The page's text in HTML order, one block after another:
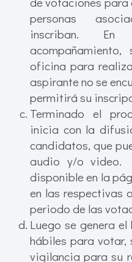
personas
inscriban.
oficina para
aspirante no se
permitirá su
Terminado el
inicia con la
candidatos, que
audio y/o video.
disponible en la
en las respectivas
periodo de las
Luego se genera
hábiles para votar,
vigilancia para su